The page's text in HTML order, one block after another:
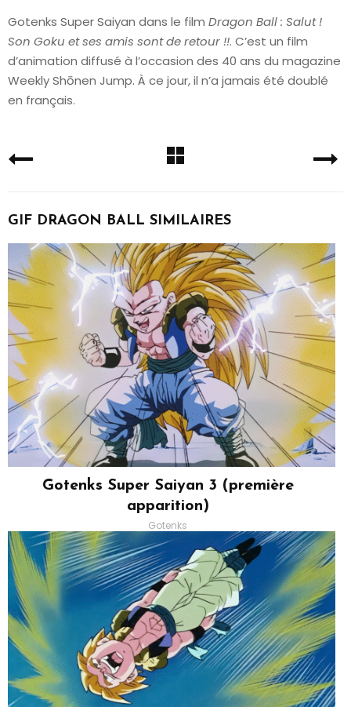
Gotenks Super Saiyan dans le film Dragon Ball : Salut !
Son Goku et ses amis sont de retour !!. C’est un film
d’animation diffusé à l’occasion des 40 ans du magazine
Weekly Shōnen Jump. À ce jour, il n’a jamais été doublé
en français.
GIF DRAGON BALL SIMILAIRES
Gotenks Super Saiyan 3 (première
apparition)
Gotenks